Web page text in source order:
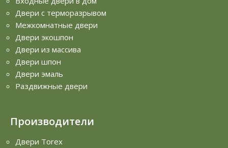
Двери с терморазрывом
Межкомнатные двери
Двери экошпон
Двери из массива
Двери шпон
Двери эмаль
Раздвижные двери
Производители
Двери Torex